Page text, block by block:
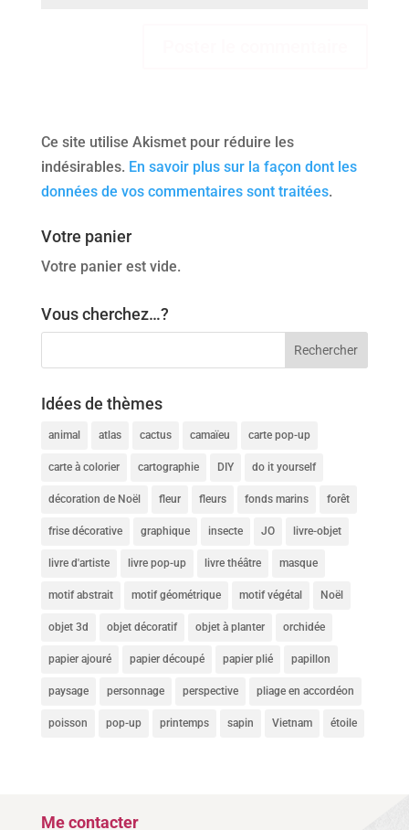
Ce site utilise Akismet pour réduire les
indésirables. En savoir plus sur la façon dont les
données de vos commentaires sont traitées.
Votre panier
Votre panier est vide.
Vous cherchez…?
Idées de thèmes
animal atlas cactus camaïeu carte pop-up
carte à colorier cartographie DIY do it yourself
décoration de Noël fleur fleurs fonds marins forêt
frise décorative graphique insecte JO livre-objet
livre d'artiste livre pop-up livre théâtre masque
motif abstrait motif géométrique motif végétal Noël
objet 3d objet décoratif objet à planter orchidée
papier ajouré papier découpé papier plié papillon
paysage personnage perspective pliage en accordéon
poisson pop-up printemps sapin Vietnam étoile
Me contacter